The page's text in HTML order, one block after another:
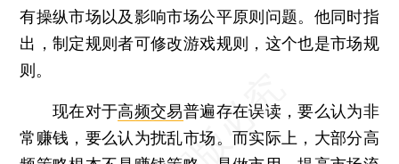
有操纵市场以及影响市场公平原则问题。他同时指
出，制定规则者可修改游戏规则，这个也是市场规
则。
现在对于高频交易普遍存在误读，要么认为非
常赚钱，要么认为扰乱市场。而实际上，大部分高